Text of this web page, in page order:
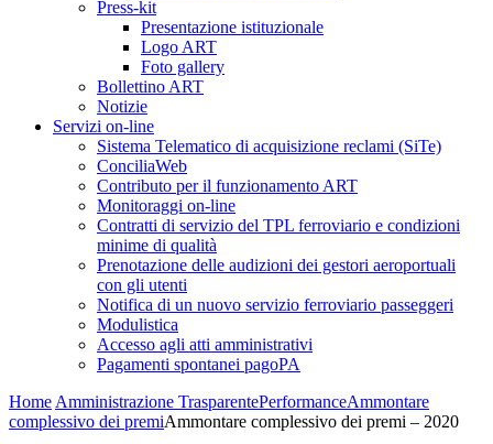
Press-kit
Presentazione istituzionale
Logo ART
Foto gallery
Bollettino ART
Notizie
Servizi on-line
Sistema Telematico di acquisizione reclami (SiTe)
ConciliaWeb
Contributo per il funzionamento ART
Monitoraggi on-line
Contratti di servizio del TPL ferroviario e condizioni
minime di qualità
Prenotazione delle audizioni dei gestori aeroportuali
con gli utenti
Notifica di un nuovo servizio ferroviario passeggeri
Modulistica
Accesso agli atti amministrativi
Pagamenti spontanei pagoPA
Home Amministrazione TrasparentePerformanceAmmontare
complessivo dei premiAmmontare complessivo dei premi – 2020